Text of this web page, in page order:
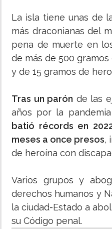
La isla tiene unas de
más draconianas del
pena de muerte en
de más de 500
y de 15 gramos de
Tras un parón de las
años por la
batió récords en
meses a once presos,
de heroína con
Varios grupos y
derechos humanos y
la ciudad-Estado a
su Código penal.